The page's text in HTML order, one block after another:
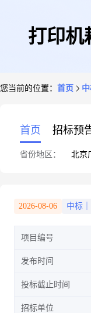
打印机
您当前的位置： 首页
首页 招标预
省份地区： 北京
2026-08-06 中标
项目编号
发布时间
投标截止时间
招标单位